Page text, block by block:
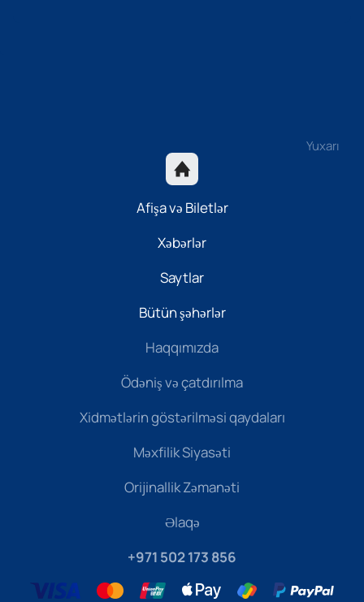
Yuxarı
Afişa və Biletlər
Xəbərlər
Saytlar
Bütün şəhərlər
Haqqımızda
Ödəniş və çatdırılma
Xidmətlərin göstərilməsi qaydaları
Məxfilik Siyasəti
Orijinallik Zəmanəti
Əlaqə
+971 502 173 856